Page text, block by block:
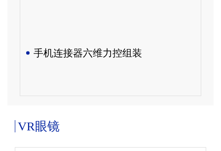
手机连接器六维力控组装
VR眼镜